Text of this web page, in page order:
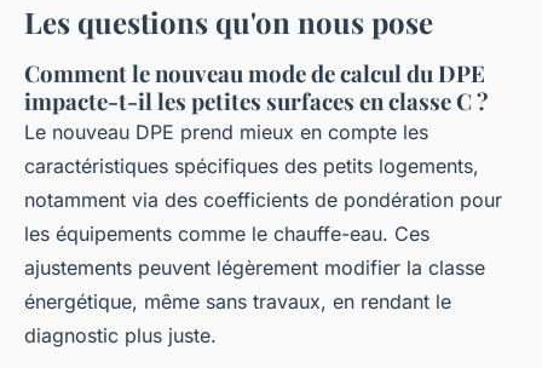
Les questions qu'on nous pose
Comment le nouveau mode de calcul du DPE
impacte-t-il les petites surfaces en classe C ?
Le nouveau DPE prend mieux en compte les
caractéristiques spécifiques des petits logements,
notamment via des coefficients de pondération pour
les équipements comme le chauffe-eau. Ces
ajustements peuvent légèrement modifier la classe
énergétique, même sans travaux, en rendant le
diagnostic plus juste.